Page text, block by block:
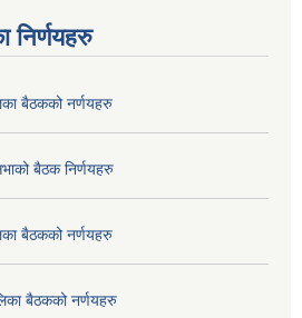
निर्णयहरु
बैठकको नर्णयहरु
बैठक निर्णयहरु
बैठकको नर्णयहरु
बैठकको नर्णयहरु